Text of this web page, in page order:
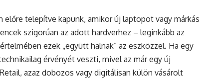
előre telepítve kapunk, amikor új laptopot vagy márkás
szigorúan az adott hardverhez – leginkább az
ezek „együtt halnak” az eszközzel. Ha egy
érvényét veszti, mivel az már egy új
azaz dobozos vagy digitálisan külön vásárolt